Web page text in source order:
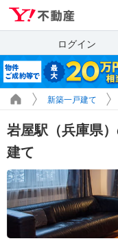
ログイン
新築一戸建て
岩屋駅（兵庫県
建て